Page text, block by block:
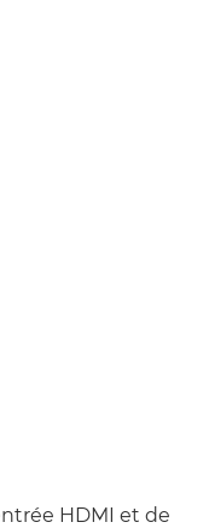
HDMI et de